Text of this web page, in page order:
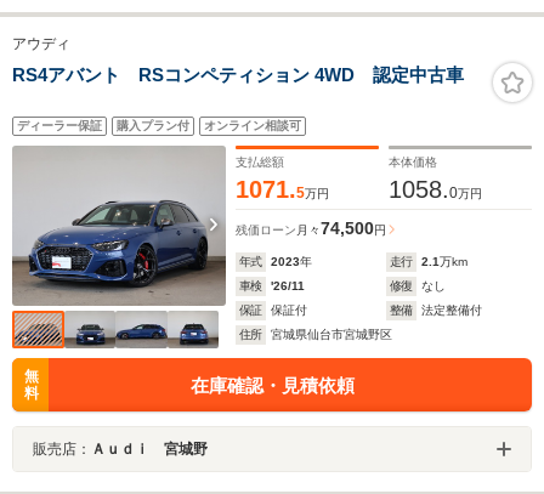
アウディ
RS4アバント RSコンペティション 4WD 認定中古車
ディーラー保証 購入プラン付 オンライン相談可
支払総額
1071.5万円
本体価格
1058.0万円
残価ローン 月々74,500円
年式 2023年 走行 2.1万km
車検
'26/11 修復
なし
保証
保証付 整備
法定整備付
住所
宮城県仙台市宮城野区
無
料
在庫確認・見積依頼
販売店： Ａｕｄｉ 宮城野